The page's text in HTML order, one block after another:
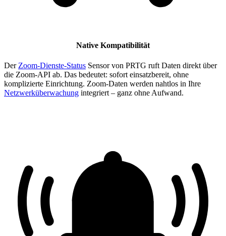
Native Kompatibilität
Der Zoom-Dienste-Status Sensor von PRTG ruft Daten direkt über
die Zoom-API ab. Das bedeutet: sofort einsatzbereit, ohne
komplizierte Einrichtung. Zoom-Daten werden nahtlos in Ihre
Netzwerküberwachung integriert – ganz ohne Aufwand.